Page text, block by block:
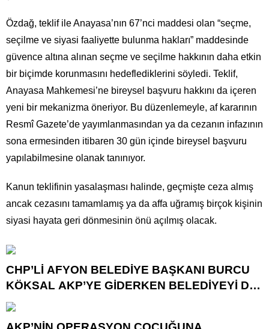
Özdağ, teklif ile Anayasa’nın 67’nci maddesi olan “seçme,
seçilme ve siyasi faaliyette bulunma hakları” maddesinde
güvence altına alınan seçme ve seçilme hakkının daha etkin
bir biçimde korunmasını hedeflediklerini söyledi. Teklif,
Anayasa Mahkemesi’ne bireysel başvuru hakkını da içeren
yeni bir mekanizma öneriyor. Bu düzenlemeyle, af kararının
Resmî Gazete’de yayımlanmasından ya da cezanın infazının
sona ermesinden itibaren 30 gün içinde bireysel başvuru
yapılabilmesine olanak tanınıyor.
Kanun teklifinin yasalaşması halinde, geçmişte ceza almış
ancak cezasını tamamlamış ya da affa uğramış birçok kişinin
siyasi hayata geri dönmesinin önü açılmış olacak.
CHP’Lİ AFYON BELEDİYE BAŞKANI BURCU
KÖKSAL AKP’YE GİDERKEN BELEDİYEYİ DE
GÖTÜRÜYOR!